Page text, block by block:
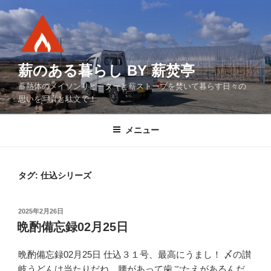
ン
テ
ン
ツ
へ
ス
キ
薪のある暮らし BY 薪焚亭
蓄熱体のメイソンリヒーターと薪ストーブを焚いて暮らす日々の
思いを写真と駄文で！
メニュー
タグ: 仕込シリーズ
投
稿
日:
2025年2月26日
晩酌備忘録02月25日
晩酌備忘録02月25日 仕込３１号、最高にうまし！ 〆の讃
岐うどんは当たりだね。腰があって歯ごたえがあるんだ